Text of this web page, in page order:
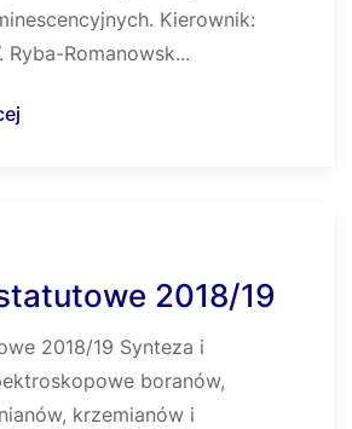
Kierownik:
Ryba-Romanowsk...
2018/19
2018/19 Synteza i
boranów,
krzemianów i